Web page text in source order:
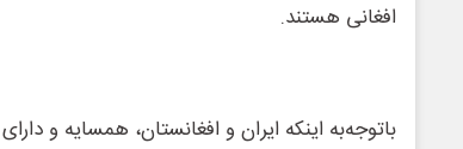
افغانی هستند.
باتوجه‌به اینکه ایران و افغانستان، همسایه و